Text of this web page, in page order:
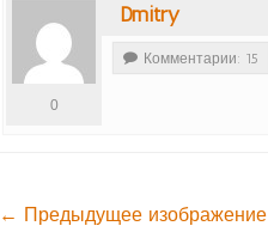
Dmitry
0
Комментарии: 15
← Предыдущее изображение